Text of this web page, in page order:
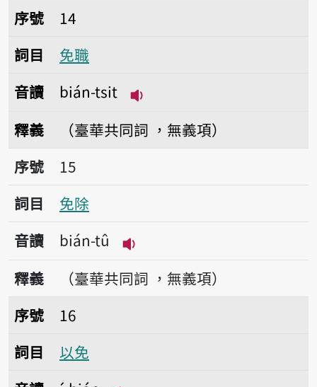
序號14免職
序號
14
詞目
免職
音讀
bián-tsit
釋義
（臺華共同詞 ，無義項）
序號15免除
序號
15
詞目
免除
音讀
bián-tû
播放音讀bián-tû
釋義
（臺華共同詞 ，無義項）
序號16以免
序號
16
詞目
以免